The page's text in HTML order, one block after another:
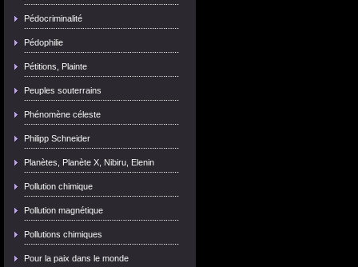
Pédocriminalité
Pédophilie
Pétitions, Plainte
Peuples souterrains
Phénomène céleste
Philipp Schneider
Planètes, Planète X, Nibiru, Elenin
Pollution chimique
Pollution magnétique
Pollutions chimiques
Pour la paix dans le monde